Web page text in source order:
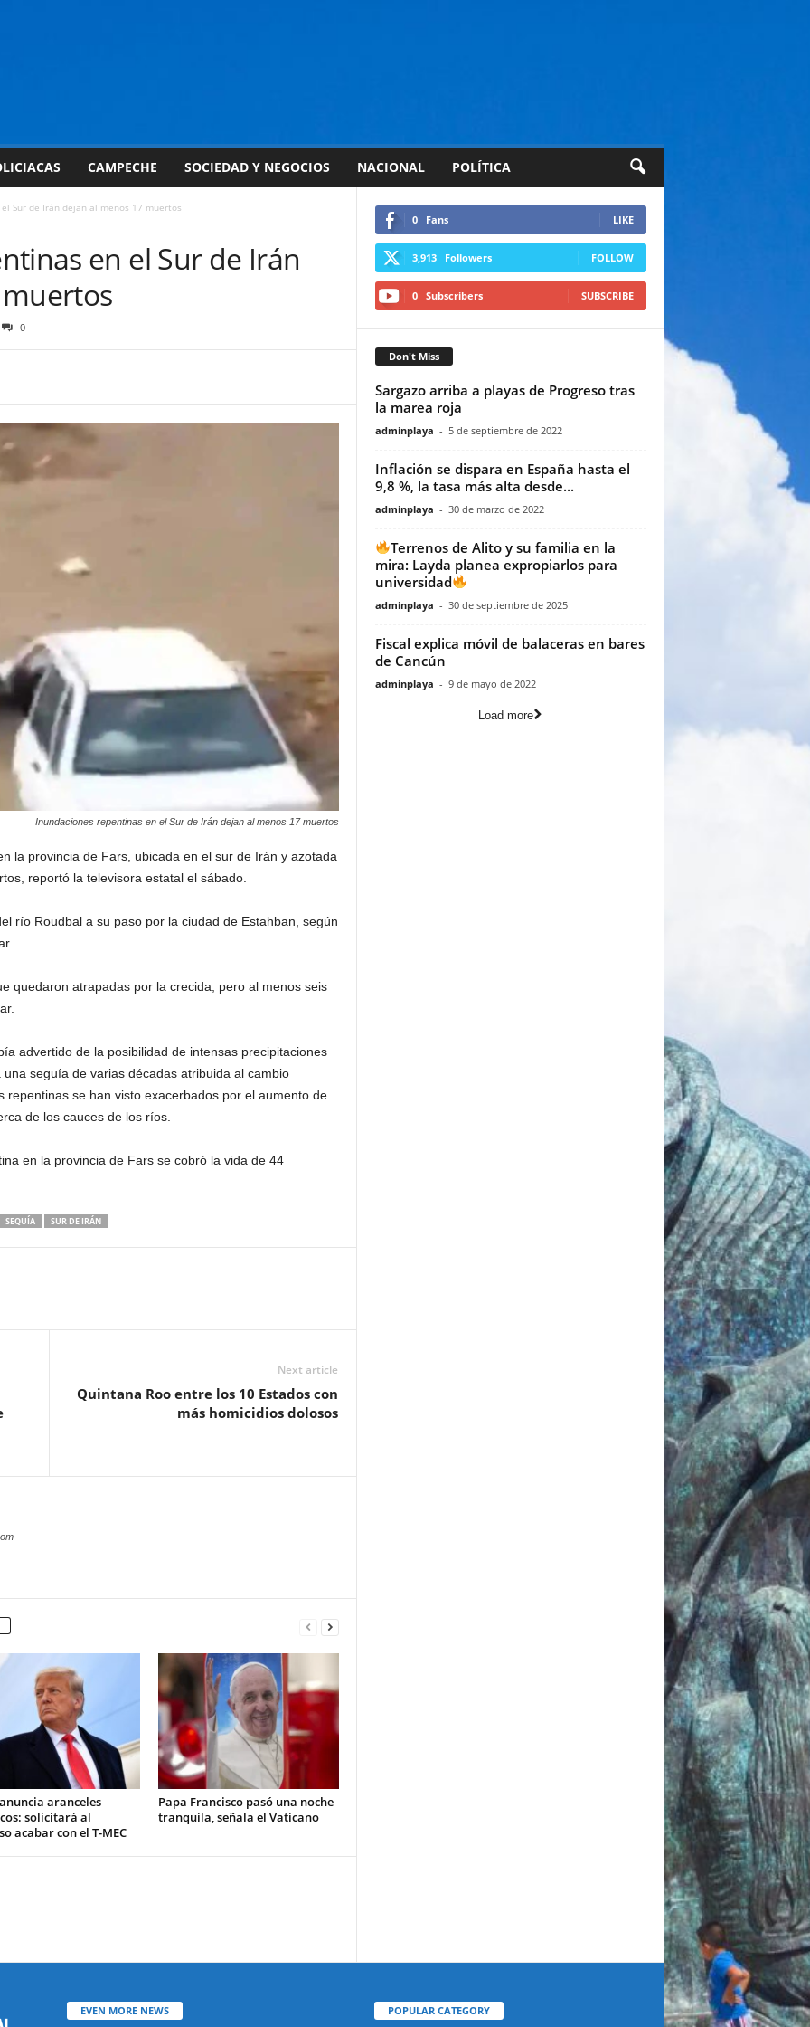
CAMPECHE SOCIEDAD Y NEGOCIOS NACIONAL POLÍTICA
Sur de Irán dejan al menos 17 muertos
en el Sur de Irán
0
Inundaciones repentinas en el Sur de Irán dejan al menos 17 muertos
la provincia de Fars, ubicada en el sur de Irán y azotada
reportó la televisora estatal el sábado.
río Roudbal a su paso por la ciudad de Estahban, según
quedaron atrapadas por la crecida, pero al menos seis
advertido de la posibilidad de intensas precipitaciones
seguía de varias décadas atribuida al cambio
repentinas se han visto exacerbados por el aumento de
de los cauces de los ríos.
en la provincia de Fars se cobró la vida de 44
SEQUÍA SUR DE IRÁN
Next article
Quintana Roo entre los 10 Estados con
más homicidios dolosos
aranceles
solicitará al
acabar con el T-MEC
Papa Francisco pasó una noche
tranquila, señala el Vaticano
0 Fans LIKE
3,913 Followers FOLLOW
0 Subscribers SUBSCRIBE
Don't Miss
Sargazo arriba a playas de Progreso tras
la marea roja
adminplaya - 5 de septiembre de 2022
Inflación se dispara en España hasta el
9,8 %, la tasa más alta desde...
adminplaya - 30 de marzo de 2022
Terrenos de Alito y su familia en la
mira: Layda planea expropiarlos para
universidad
adminplaya - 30 de septiembre de 2025
Fiscal explica móvil de balaceras en bares
de Cancún
adminplaya - 9 de mayo de 2022
Load more
EVEN MORE NEWS POPULAR CATEGORY